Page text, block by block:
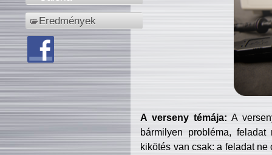
Eredmények
A verseny témája: A
bármilyen probléma, feladat
kikötés van csak: a feladat